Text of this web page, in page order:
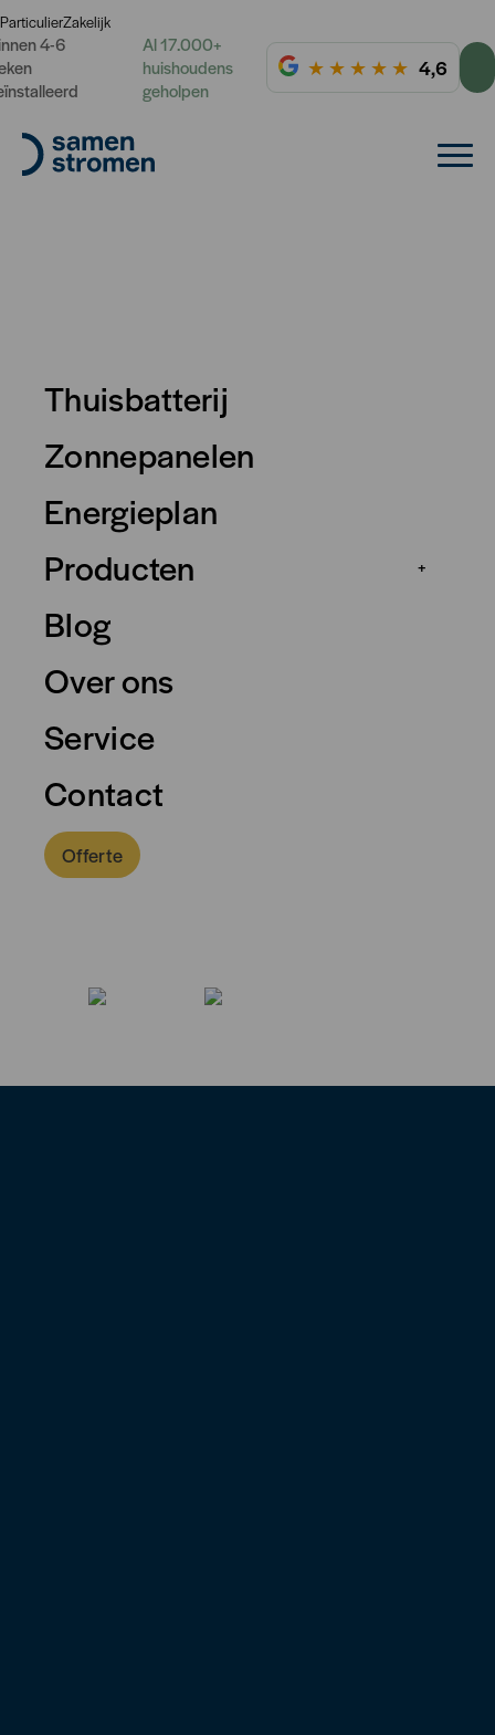
ParticulierZakelijk
4-6
Al 17.000+
huishoudens
geholpen
★ ★ ★ ★ ★ 4,6
Thuisbatterij
Zonnepanelen
Energieplan
Producten
+
Blog
Over ons
Service
Contact
Offerte